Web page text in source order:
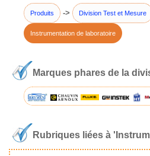
Produits -> Division Test et Mesure
Instrumentation de laboratoire
Marques phares de la
Rubriques liées à